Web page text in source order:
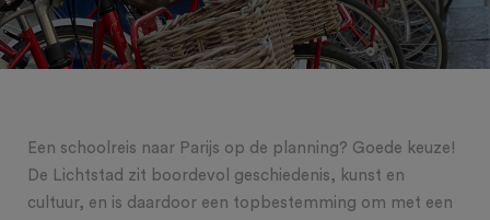
Een schoolreis naar Parijs op de planning? Goede keuze!
De Lichtstad zit boordevol geschiedenis, kunst en
cultuur, en is daardoor een topbestemming om met een